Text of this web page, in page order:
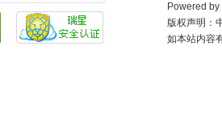
Powered
版权声明：
如本站内容